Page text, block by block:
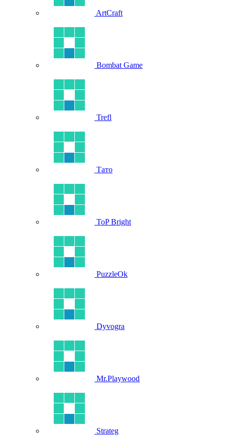
ArtCraft
Bombat Game
Trefl
Тато
ToP Bright
PuzzleOk
Dyvogra
Mr.Playwood
Strateg